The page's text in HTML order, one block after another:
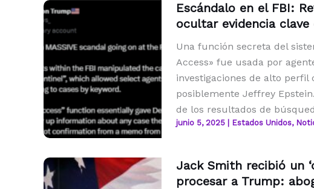
Escándalo en el FBI:
ocultar evidencia clave
Una función secreta del
Access» fue usada por
investigaciones de alto
posiblemente Jeffrey
de los resultados de
junio 5, 2025 Estados Unidos,
Jack Smith recibió un
procesar a Trump: